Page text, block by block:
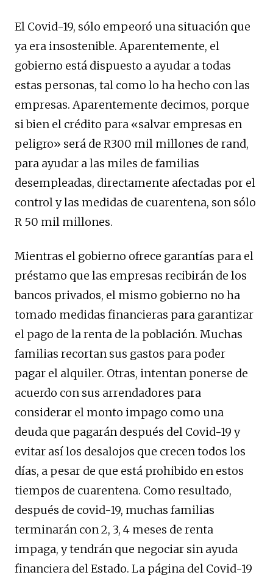
El Covid-19, sólo empeoró una situación que
ya era insostenible. Aparentemente, el
gobierno está dispuesto a ayudar a todas
estas personas, tal como lo ha hecho con las
empresas. Aparentemente decimos, porque
si bien el crédito para «salvar empresas en
peligro» será de R300 mil millones de rand,
para ayudar a las miles de familias
desempleadas, directamente afectadas por el
control y las medidas de cuarentena, son sólo
R 50 mil millones.
Mientras el gobierno ofrece garantías para el
préstamo que las empresas recibirán de los
bancos privados, el mismo gobierno no ha
tomado medidas financieras para garantizar
el pago de la renta de la población. Muchas
familias recortan sus gastos para poder
pagar el alquiler. Otras, intentan ponerse de
acuerdo con sus arrendadores para
considerar el monto impago como una
deuda que pagarán después del Covid-19 y
evitar así los desalojos que crecen todos los
días, a pesar de que está prohibido en estos
tiempos de cuarentena. Como resultado,
después de covid-19, muchas familias
terminarán con 2, 3, 4 meses de renta
impaga, y tendrán que negociar sin ayuda
financiera del Estado. La página del Covid-19